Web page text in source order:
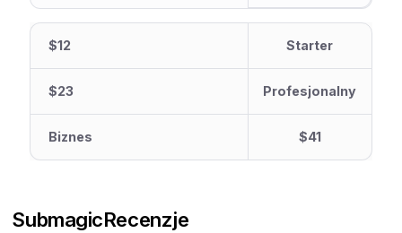
$12 Starter
$23 Profesjonalny
Biznes $41
SubmagicRecenzje